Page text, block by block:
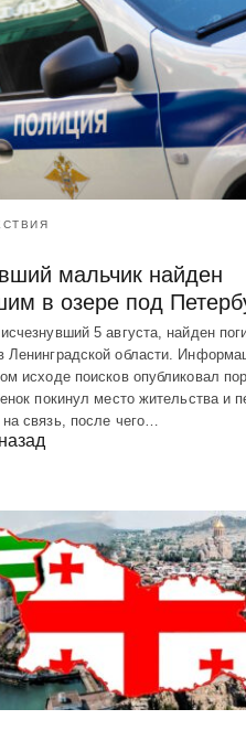
мальчик найден
в озере под
5 августа, найден
Ленинградской области.
исходе поисков опубликовал
покинул место жительства и
связь, после чего…